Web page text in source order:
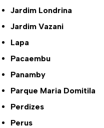
Jardim Londrina
Jardim Vazani
Lapa
Pacaembu
Panamby
Parque Maria Domitila
Perdizes
Perus